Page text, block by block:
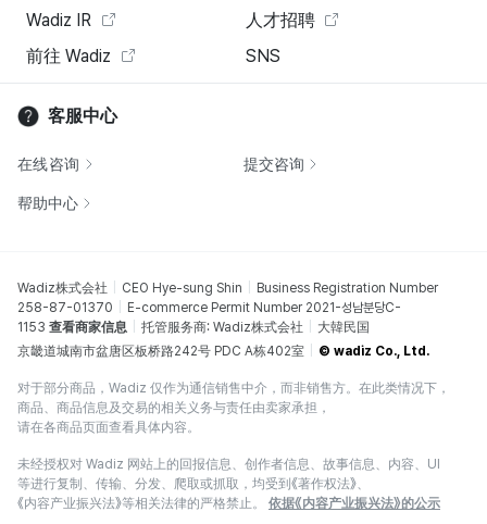
Wadiz IR
人才招聘
前往 Wadiz
SNS
客服中心
在线咨询 提交咨询
帮助中心
Wadiz株式会社 CEO Hye-sung Shin
Business Registration Number
258-87-01370
E-commerce Permit Number 2021-성남분당C-
1153 查看商家信息 托管服务商: Wadiz株式会社
大韓民国
京畿道城南市盆唐区板桥路242号 PDC A栋402室
© wadiz Co., Ltd.
对于部分商品，Wadiz 仅作为通信销售中介，而非销售方。在此类情况下，
商品、商品信息及交易的相关义务与责任由卖家承担，
请在各商品页面查看具体内容。
未经授权对 Wadiz 网站上的回报信息、创作者信息、故事信息、内容、UI
等进行复制、传输、分发、爬取或抓取，均受到《著作权法》、
《内容产业振兴法》等相关法律的严格禁止。
依据《内容产业振兴法》的公示